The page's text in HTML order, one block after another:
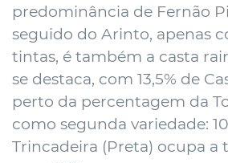
predominância de Fernão
seguido do Arinto, apenas
tintas, é também a casta
se destaca, com 13,5% de
perto da percentagem da
como segunda variedade:
Trincadeira (Preta) ocupa a